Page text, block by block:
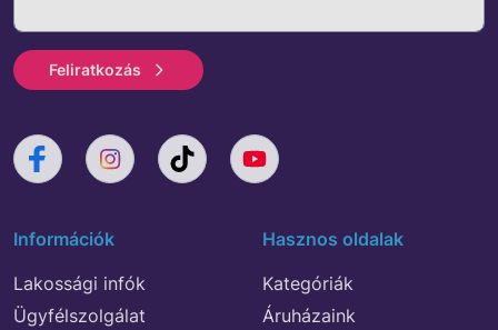
Feliratkozás
Információk
Lakossági infók
Ügyfélszolgálat
Hasznos oldalak
Kategóriák
Áruházaink